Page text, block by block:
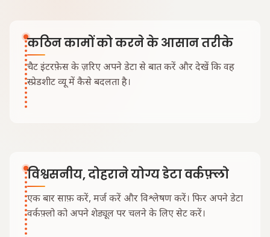
कठिन कामों को करने के आसान तरीके
चैट इंटरफ़ेस के ज़रिए अपने डेटा से बात करें और देखें कि वह
स्प्रेडशीट व्यू में कैसे बदलता है।
विश्वसनीय, दोहराने योग्य डेटा वर्कफ़्लो
एक बार साफ़ करें, मर्ज करें और विश्लेषण करें। फिर अपने डेटा
वर्कफ़्लो को अपने शेड्यूल पर चलने के लिए सेट करें।